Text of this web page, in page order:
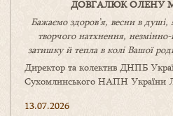
ДОВГАЛЮК ОЛЕНУ
Бажаємо здоров’я, весни в
творчого натхнення,
затишкуйтепла в коліВашої
Директор та колектив ДНПБ
Сухомлинського НАПН України
13.07.2026